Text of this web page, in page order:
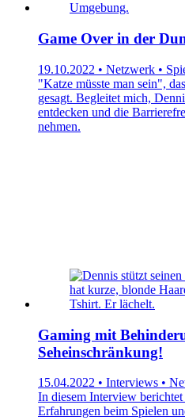
Game Over in der
19.10.2022 • Netzwerk •
"Katze müsste man sein",
gesagt. Begleitet mich,
entdecken und die
nehmen.
Gaming mit
Seheinschränkung!
15.04.2022 • Interviews •
In diesem Interview
Erfahrungen beim Spielen